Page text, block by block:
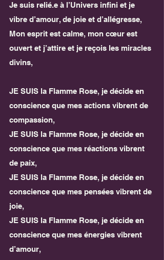
Je suis relié.e à l’Univers infini et je
vibre d’amour, de joie et d’allégresse,
Mon esprit est calme, mon cœur est
ouvert et j’attire et je reçois les miracles
divins,
JE SUIS la Flamme Rose, je décide en
conscience que mes actions vibrent de
compassion,
JE SUIS la Flamme Rose, je décide en
conscience que mes réactions vibrent
de paix,
JE SUIS la Flamme Rose, je décide en
conscience que mes pensées vibrent de
joie,
JE SUIS la Flamme Rose, je décide en
conscience que mes énergies vibrent
d’amour,